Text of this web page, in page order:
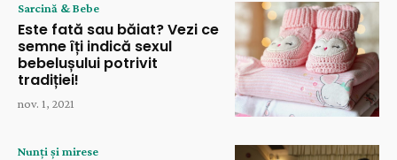
Sarcină & Bebe
Este fată sau băiat? Vezi ce
semne îți indică sexul
bebelușului potrivit
tradiției!
nov. 1, 2021
Nunți și mirese